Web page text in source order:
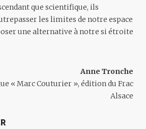
que scientifique, ils
les limites de notre espace
une alternative à notre si étroite
Anne Tronche
« Marc Couturier », édition du Frac
Alsace